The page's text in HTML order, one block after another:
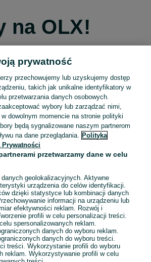
na OLX!
przez Facebooka
przez konto Apple
przez konto Google
LUB
prywatność
przechowujemy lub uzyskujemy dostęp
takich jak unikalne identyfikatory w
przetwarzania danych osobowych.
wybory lub zarządzać nimi,
dowolnym momencie na stronie polityki
będą sygnalizowane naszym partnerom
na dane przeglądania.
Polityka
Prywatności
przetwarzamy dane w celu
danych geolokalizacyjnych. Aktywne
urządzenia do celów identyfikacji.
dzięki statystyce lub kombinacji danych
informacji na urządzeniu lub
efektywności reklam. Rozwój i
profili w celu personalizacji treści.
spersonalizowanych reklam.
danych do wyboru reklam.
danych do wyboru treści.
treści. Wykorzystanie profili do wyboru
reklam. Wykorzystywanie profili w celu